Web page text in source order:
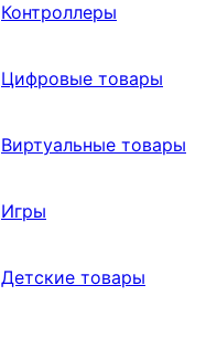
Контроллеры
Цифровые товары
Виртуальные товары
Игры
Детские товары